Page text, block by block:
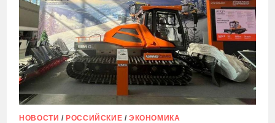
НОВОСТИ /РОССИЙСКИЕ /ЭКОНОМИКА